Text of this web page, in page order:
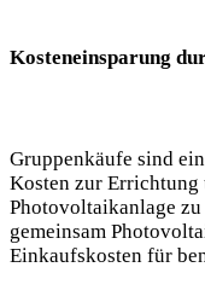
Kosteneinsparung
Gruppenkäufe sind
Kosten zur Errichtung
Photovoltaikanlage
gemeinsam
Einkaufskosten für